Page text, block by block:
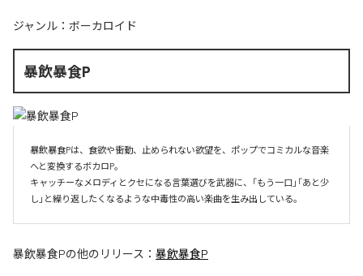
ジャンル： ボーカロイド
暴飲暴食P
暴飲暴食Pは、食欲や衝動、止められない欲望を、ポップでコミカルな音楽
へと変換するボカロP。
キャッチーなメロディとクセになる言葉選びを武器に、「もう一口」「あと少
し」と繰り返したくなるような中毒性の高い楽曲を生み出している。
暴飲暴食Pの他のリリース： 暴飲暴食P